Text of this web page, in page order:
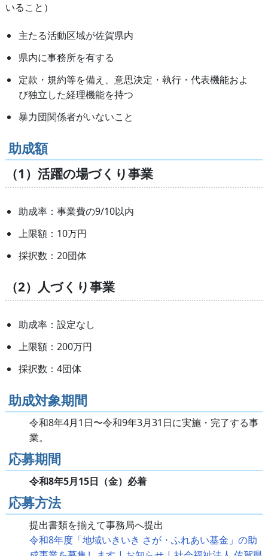
いること）
主たる活動区域が佐賀県内
県内に事務所を有する
定款・規約等を備え、意思決定・執行・代表機能およ
び独立した経理機能を持つ
暴力団関係者がいないこと
助成額
（1）活躍の場づくり事業
助成率：事業費の9/10以内
上限額：10万円
採択数：20団体
（2）人づくり事業
助成率：設定なし
上限額：200万円
採択数：4団体
助成対象期間
令和8年4月1日〜令和9年3月31日に実施・完了する事
業。
応募期間
令和8年5月15日（金）必着
応募方法
提出書類を揃えて事務局へ提出
令和8年度「地域いきいき さが・ふれあい基金」の助